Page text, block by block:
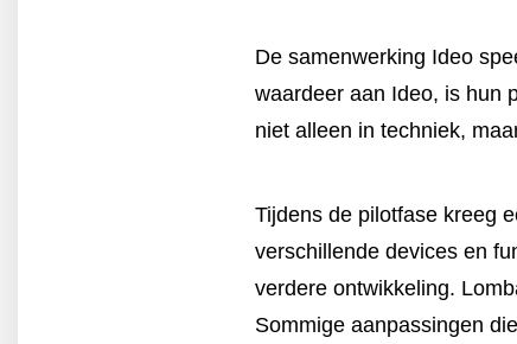
De samenwerking Ideo
waardeer aan Ideo, is hun
niet alleen in techniek,
Tijdens de pilotfase kreeg
verschillende devices en
verdere ontwikkeling.
Sommige aanpassingen